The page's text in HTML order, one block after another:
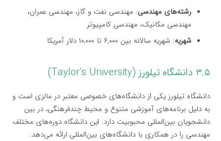
رشته‌های مهندسی: مهندسی نفت و گاز، مهندسی عمران،
مهندسی مکانیک، مهندسی کامپیوتر
شهریه: شهریه سالانه بین ۶,۰۰۰ تا ۱۰,۰۰۰ دلار آمریکا
۳.۵ دانشگاه تیلورز (Taylor’s University)
دانشگاه تیلورز یکی از دانشگاه‌های خصوصی معتبر در مالزی است و
به دلیل برنامه‌های آموزشی متنوع و محیط چندفرهنگی، در بین
دانشجویان بین‌المللی محبوبیت دارد. این دانشگاه دوره‌های مختلف
مهندسی را در همکاری با دانشگاه‌های بین‌المللی ارائه می‌دهد.